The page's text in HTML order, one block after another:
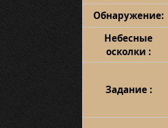
Обнаружение:
Небесные
осколки :
Задание :